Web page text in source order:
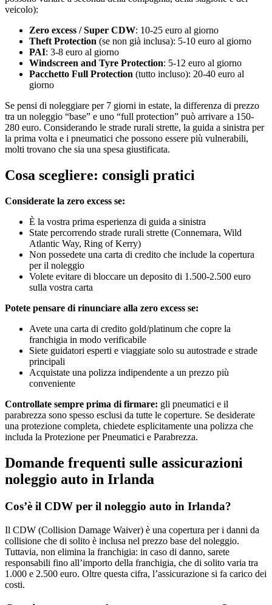
veicolo):
Zero excess / Super CDW: 10-25 euro al giorno
Theft Protection (se non già inclusa): 5-10 euro al giorno
PAI: 3-8 euro al giorno
Windscreen and Tyre Protection: 5-12 euro al giorno
Pacchetto Full Protection (tutto incluso): 20-40 euro al
giorno
Se pensi di noleggiare per 7 giorni in estate, la differenza di prezzo
tra un noleggio “base” e uno “full protection” può arrivare a 150-
280 euro. Considerando le strade rurali strette, la guida a sinistra per
la prima volta e i pneumatici che possono essere più vulnerabili,
molti trovano che sia una spesa giustificata.
Cosa scegliere: consigli pratici
Considerate la zero excess se:
È la vostra prima esperienza di guida a sinistra
State percorrendo strade rurali strette (Connemara, Wild
Atlantic Way, Ring of Kerry)
Non possedete una carta di credito che include la copertura
per il noleggio
Volete evitare di bloccare un deposito di 1.500-2.500 euro
sulla vostra carta
Potete pensare di rinunciare alla zero excess se:
Avete una carta di credito gold/platinum che copre la
franchigia in modo verificabile
Siete guidatori esperti e viaggiate solo su autostrade e strade
principali
Acquistate una polizza indipendente a un prezzo più
conveniente
Controllate sempre prima di firmare: gli pneumatici e il
parabrezza sono spesso esclusi da tutte le coperture. Se desiderate
una protezione completa, chiedete esplicitamente una polizza che
includa la Protezione per Pneumatici e Parabrezza.
Domande frequenti sulle assicurazioni
noleggio auto in Irlanda
Cos’è il CDW per il noleggio auto in Irlanda?
Il CDW (Collision Damage Waiver) è una copertura per i danni da
collisione che di solito è inclusa nel prezzo base del noleggio.
Tuttavia, non elimina la franchigia: in caso di danno, sarete
responsabili fino all’importo della franchigia, che di solito varia tra
1.000 e 2.500 euro. Oltre questa cifra, l’assicurazione si fa carico dei
costi.